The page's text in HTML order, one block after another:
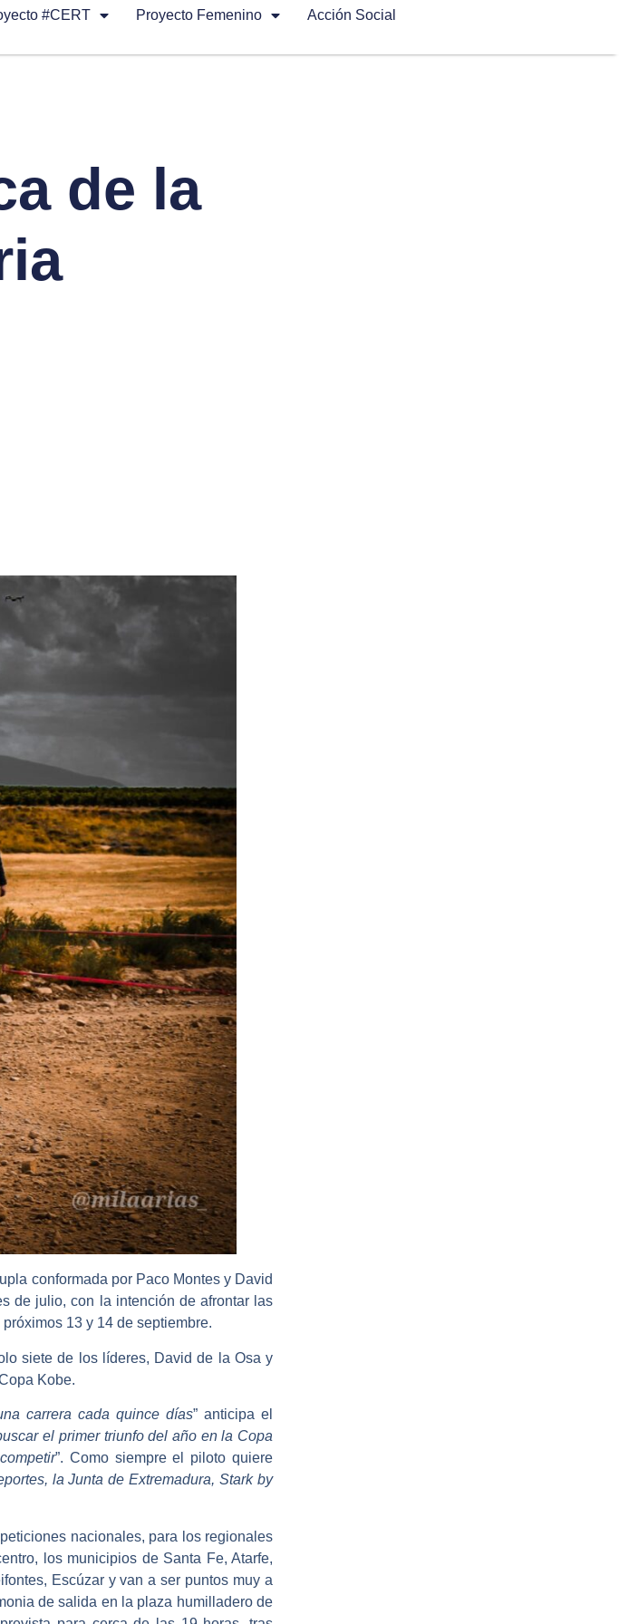
#CERT Proyecto Femenino
Acción Social
de la
conformada por Paco Montes y David
de julio, con la intención de afrontar las
13 y 14 de septiembre.
siete de los líderes, David de la Osa y
Kobe.
carrera cada quince días” anticipa el
el primer triunfo del año en la Copa
”. Como siempre el piloto quiere
la Junta de Extremadura, Stark by
nacionales, para los regionales
los municipios de Santa Fe, Atarfe,
Escúzar y van a ser puntos muy a
de salida en la plaza humilladero de